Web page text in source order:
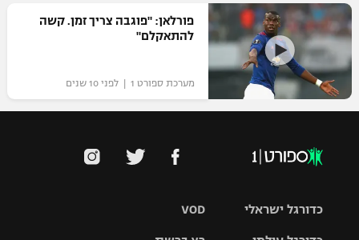
תגיות
המגזין
פורלאן: "פוגבה צריך זמן. קשה
להתאקלם"
מערכת ספורט 1 | לפני 10 שנים
VOD כדורגל ישראלי